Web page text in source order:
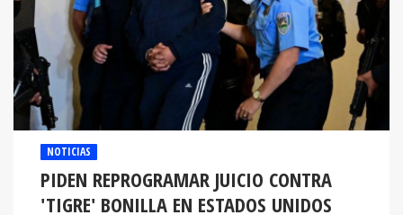
NOTICIAS
PIDEN REPROGRAMAR JUICIO CONTRA
'TIGRE' BONILLA EN ESTADOS UNIDOS